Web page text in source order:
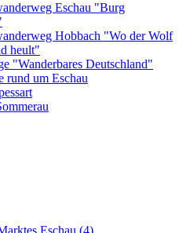
Eschau "Burg
Hobbach "Wo der Wolf
heult"
"Wanderbares Deutschland"
rund um Eschau
Eschau (4)